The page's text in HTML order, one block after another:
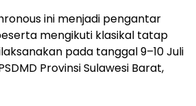
ini menjadi pengantar
mengikuti klasikal tatap
pada tanggal 9–10 Juli
Provinsi Sulawesi Barat,